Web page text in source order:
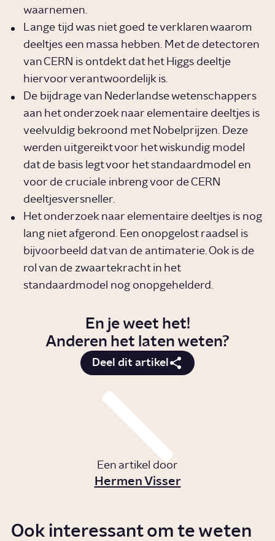
waarnemen.
Lange tijd was niet goed te verklaren waarom
deeltjes een massa hebben. Met de detectoren
van CERN is ontdekt dat het Higgs deeltje
hiervoor verantwoordelijk is.
De bijdrage van Nederlandse wetenschappers
aan het onderzoek naar elementaire deeltjes is
veelvuldig bekroond met Nobelprijzen. Deze
werden uitgereikt voor het wiskundig model
dat de basis legt voor het standaardmodel en
voor de cruciale inbreng voor de CERN
deeltjesversneller.
Het onderzoek naar elementaire deeltjes is nog
lang niet afgerond. Een onopgelost raadsel is
bijvoorbeeld dat van de antimaterie. Ook is de
rol van de zwaartekracht in het
standaardmodel nog onopgehelderd.
En je weet het!
Anderen het laten weten?
Deel dit artikel
Een artikel door
Hermen Visser
Ook interessant om te weten